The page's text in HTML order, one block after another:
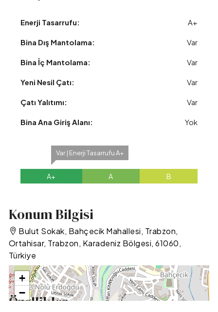
Enerji Tasarrufu: A+
Bina Dış Mantolama: Var
Bina İç Mantolama: Var
Yeni Nesil Çatı: Var
Çatı Yalıtımı: Var
Bina Ana Giriş Alanı: Yok
Var | Enerji Tasarrufu A+
A+ A B
Konum Bilgisi
Bulut Sokak, Bahçecik Mahallesi, Trabzon,
Ortahisar, Trabzon, Karadeniz Bölgesi, 61060,
Türkiye
+
−
Özellikler